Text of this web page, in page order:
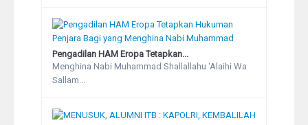
Pengadilan HAM Eropa Tetapkan...
Menghina Nabi Muhammad Shallallahu ‘Alaihi Wa
Sallam...